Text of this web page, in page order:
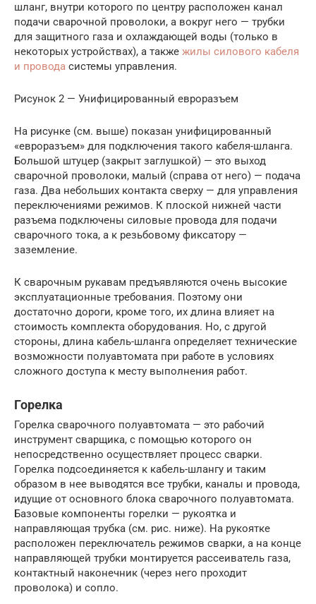
шланг, внутри которого по центру расположен канал
подачи сварочной проволоки, а вокруг него — трубки
для защитного газа и охлаждающей воды (только в
некоторых устройствах), а также жилы силового кабеля
и провода системы управления.
Рисунок 2 — Унифицированный евроразъем
На рисунке (см. выше) показан унифицированный
«евроразъем» для подключения такого кабеля-шланга.
Большой штуцер (закрыт заглушкой) — это выход
сварочной проволоки, малый (справа от него) — подача
газа. Два небольших контакта сверху — для управления
переключениями режимов. К плоской нижней части
разъема подключены силовые провода для подачи
сварочного тока, а к резьбовому фиксатору —
заземление.
К сварочным рукавам предъявляются очень высокие
эксплуатационные требования. Поэтому они
достаточно дороги, кроме того, их длина влияет на
стоимость комплекта оборудования. Но, с другой
стороны, длина кабель-шланга определяет технические
возможности полуавтомата при работе в условиях
сложного доступа к месту выполнения работ.
Горелка
Горелка сварочного полуавтомата — это рабочий
инструмент сварщика, с помощью которого он
непосредственно осуществляет процесс сварки.
Горелка подсоединяется к кабель-шлангу и таким
образом в нее выводятся все трубки, каналы и провода,
идущие от основного блока сварочного полуавтомата.
Базовые компоненты горелки — рукоятка и
направляющая трубка (см. рис. ниже). На рукоятке
расположен переключатель режимов сварки, а на конце
направляющей трубки монтируется рассеиватель газа,
контактный наконечник (через него проходит
проволока) и сопло.